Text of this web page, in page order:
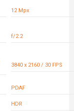
12 Mpx
f/2.2
3840 x 2160 / 30 FPS
PDAF
HDR